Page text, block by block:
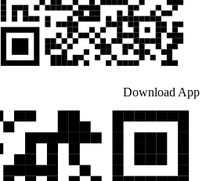
Download App